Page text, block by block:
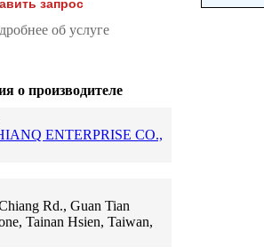
запрос
об услуге
о производителе
ENTERPRISE CO.,
Rd., Guan Tian
Tainan Hsien, Taiwan,